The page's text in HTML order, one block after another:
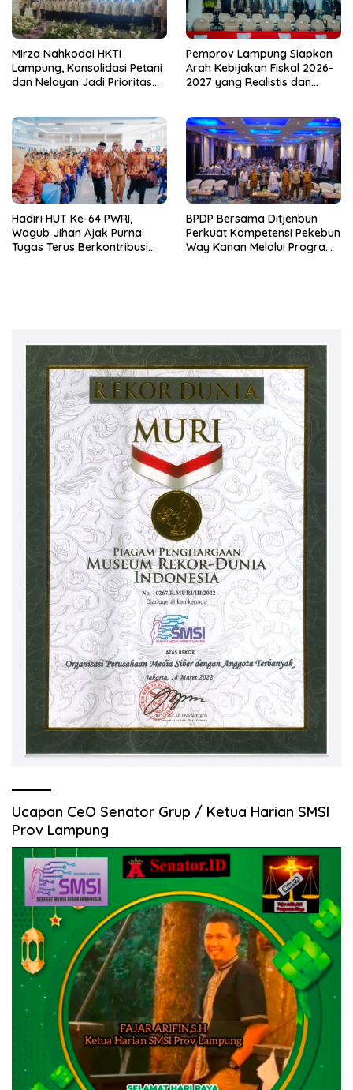
Mirza Nahkodai HKTI
Lampung, Konsolidasi Petani
dan Nelayan Jadi Prioritas
Pemprov Lampung Siapkan
Arah Kebijakan Fiskal 2026-
2027 yang Realistis dan
Hadiri HUT Ke-64 PWRI,
Wagub Jihan Ajak Purna
Tugas Terus Berkontribusi
BPDP Bersama Ditjenbun
Perkuat Kompetensi Pekebun
Way Kanan Melalui Program
Ucapan CeO Senator Grup / Ketua Harian SMSI
Prov Lampung